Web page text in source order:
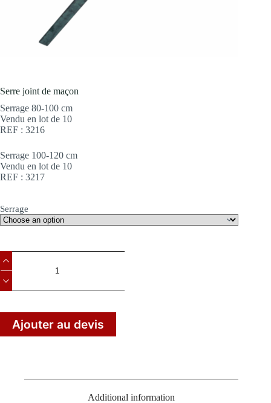
Serre joint de maçon
Serrage 80-100 cm
Vendu en lot de 10
REF : 3216
Serrage 100-120 cm
Vendu en lot de 10
REF : 3217
Serrage
Ajouter au devis
Additional information